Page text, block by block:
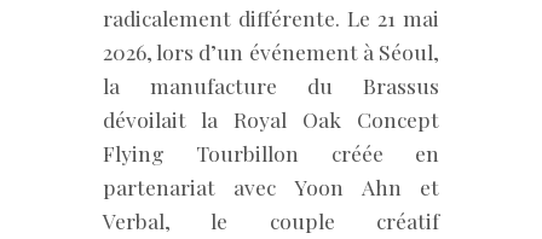
radicalement différente. Le 21 mai
2026, lors d’un événement à Séoul,
la manufacture du Brassus
dévoilait la Royal Oak Concept
Flying Tourbillon créée en
partenariat avec Yoon Ahn et
Verbal, le couple créatif